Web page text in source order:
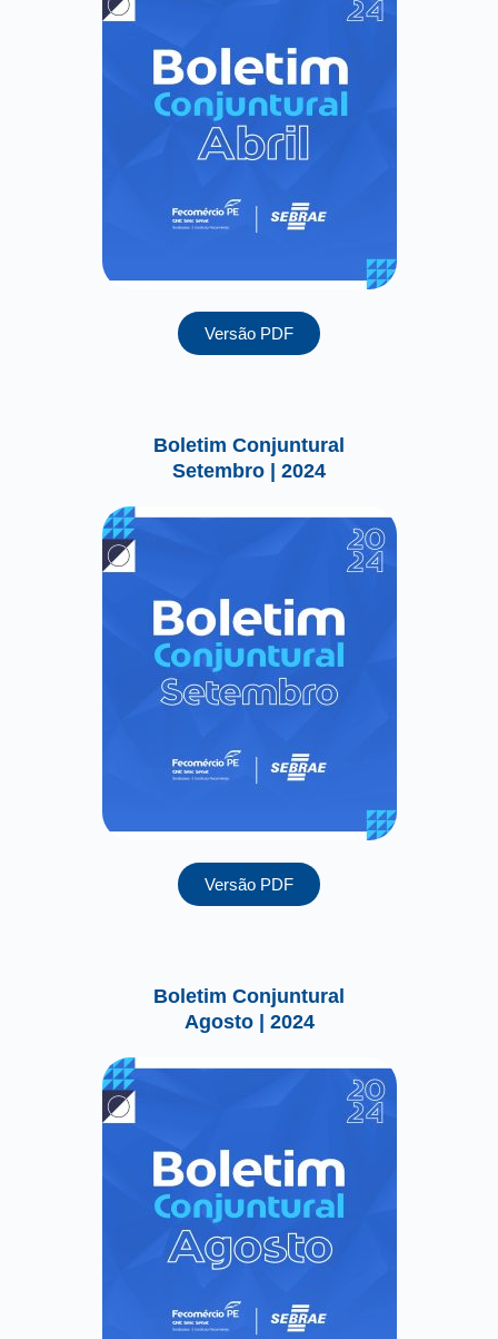
Versão PDF
Boletim Conjuntural
Setembro | 2024
Versão PDF
Boletim Conjuntural
Agosto | 2024